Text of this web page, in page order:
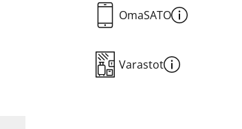
OmaSATO
Varastot